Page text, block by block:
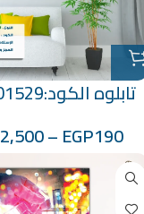
تابلوه الكود:100701529
EGP190
–
2,500